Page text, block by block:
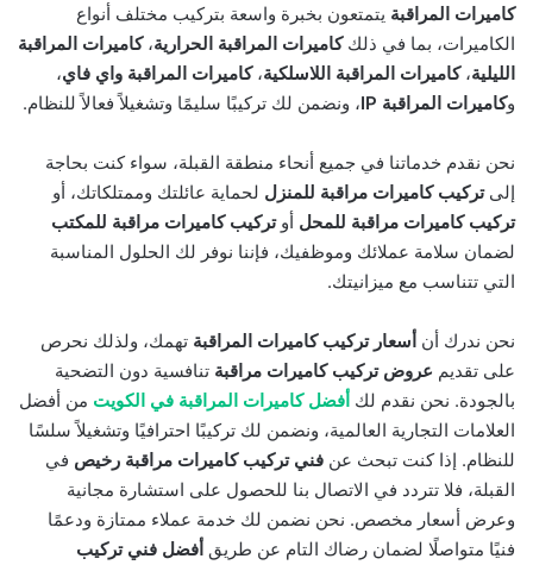
كاميرات المراقبة يتمتعون بخبرة واسعة بتركيب مختلف أنواع
الكاميرات، بما في ذلككاميرات المراقبة الحرارية،كاميرات المراقبة
الليلية،كاميرات المراقبة اللاسلكية،كاميرات المراقبة واي فاي،
وكاميرات المراقبة IP ، ونضمن لك تركيبًا سليمًا وتشغيلاً فعالاً للنظام.
نحن نقدم خدماتنا في جميع أنحاء منطقة القبلة، سواء كنت بحاجة
إلىتركيب كاميرات مراقبة للمنزل لحماية عائلتك وممتلكاتك، أو
تركيب كاميرات مراقبة للمحل أوتركيب كاميرات مراقبة للمكتب
لضمان سلامة عملائك وموظفيك، فإننا نوفر لك الحلول المناسبة
التي تتناسب مع ميزانيتك.
نحن ندرك أن أسعار تركيب كاميرات المراقبة تهمك، ولذلك نحرص
على تقديم عروض تركيب كاميرات مراقبة تنافسية دون التضحية
بالجودة. نحن نقدم لك أفضل كاميرات المراقبة في الكويت من أفضل
العلامات التجارية العالمية، ونضمن لك تركيبًا احترافيًا وتشغيلاً سلسًا
للنظام. إذا كنت تبحث عن فني تركيب كاميرات مراقبة رخيص في
القبلة، فلا تتردد في الاتصال بنا للحصول على استشارة مجانية
وعرض أسعار مخصص. نحن نضمن لك خدمة عملاء ممتازة ودعمًا
فنيًا متواصلًا لضمان رضاك التام عن طريق أفضل فني تركيب